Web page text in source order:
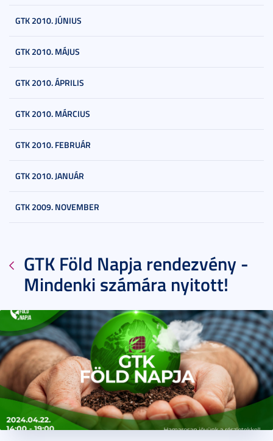
GTK 2010. JÚNIUS
GTK 2010. MÁJUS
GTK 2010. ÁPRILIS
GTK 2010. MÁRCIUS
GTK 2010. FEBRUÁR
GTK 2010. JANUÁR
GTK 2009. NOVEMBER
GTK Föld Napja rendezvény -
Mindenki számára nyitott!